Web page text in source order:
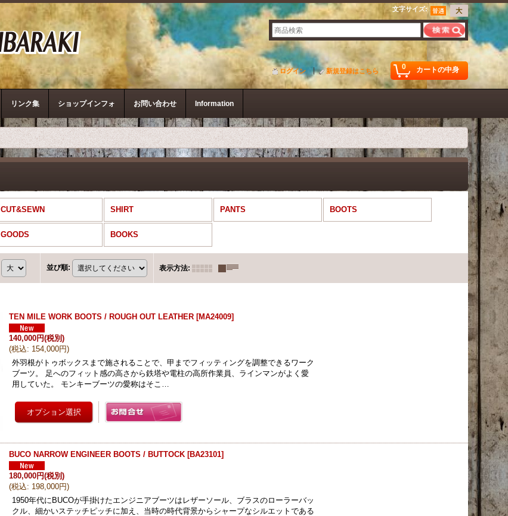
文字サイズ:
ザ・リアルマッコイズ
0 カートの中身
ログイン 新規登録はこちら
リンク集 ショップインフォ お問い合わせ Information
CUT&SEWN SHIRT PANTS BOOTS
GOODS BOOKS
並び順: 表示方法:
TEN MILE WORK BOOTS / ROUGH OUT LEATHER [MA24009]
140,000円(税別)
(税込: 154,000円)
外羽根がトゥボックスまで施されることで、甲までフィッティングを調整できるワーク
ブーツ。 足へのフィット感の高さから鉄塔や電柱の高所作業員、ラインマンがよく愛
用していた。 モンキーブーツの愛称はそこ…
BUCO NARROW ENGINEER BOOTS / BUTTOCK [BA23101]
180,000円(税別)
(税込: 198,000円)
1950年代にBUCOが手掛けたエンジニアブーツはレザーソール、ブラスのローラーバッ
クル、細かいステッチピッチに加え、当時の時代背景からシャープなシルエットである